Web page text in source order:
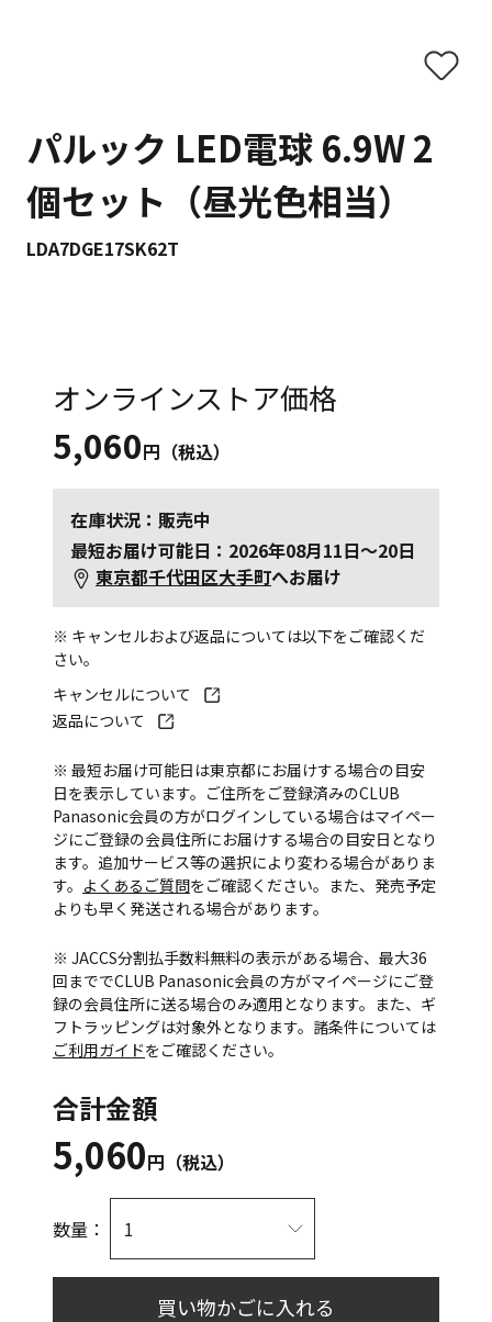
パルック LED電球 6.9W 2
個セット（昼光色相当）
LDA7DGE17SK62T
オンラインストア価格
5,060円（税込）
在庫状況：販売中
最短お届け可能日：2026年08月11日～20日
東京都千代田区大手町へお届け
※ キャンセルおよび返品については以下をご確認くだ
さい。
キャンセルについて
返品について
※ 最短お届け可能日は東京都にお届けする場合の目安
日を表示しています。ご住所をご登録済みのCLUB
Panasonic会員の方がログインしている場合はマイペー
ジにご登録の会員住所にお届けする場合の目安日となり
ます。追加サービス等の選択により変わる場合がありま
す。 よくあるご質問をご確認ください。また、発売予定
よりも早く発送される場合があります。
※ JACCS分割払手数料無料の表示がある場合、最大36
回まででCLUB Panasonic会員の方がマイページにご登
録の会員住所に送る場合のみ適用となります。また、ギ
フトラッピングは対象外となります。諸条件については
ご利用ガイドをご確認ください。
合計金額
5,060円（税込）
数量：
買い物かごに入れる